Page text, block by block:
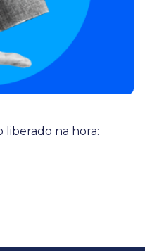
liberado na hora: